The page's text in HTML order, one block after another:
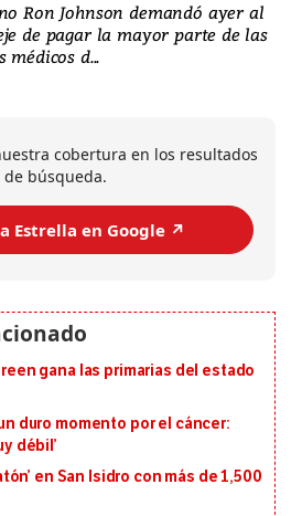
Ron Johnson demandó ayer al
de pagar la mayor parte de las
médicos d...
cobertura en los resultados
de búsqueda.
Estrella en Google ↗️
gana las primarias del estado
duro momento por el cáncer:
débil’
en San Isidro con más de 1,500